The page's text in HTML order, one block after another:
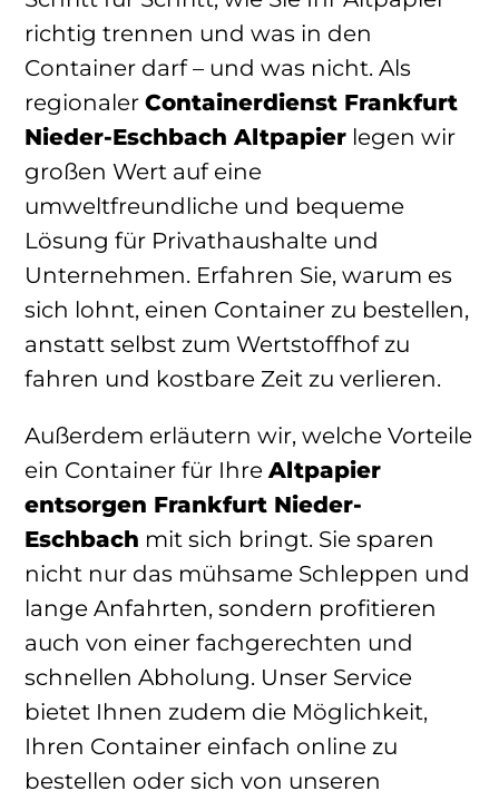
richtig trennen und was in den
Container darf – und was nicht. Als
regionaler Containerdienst Frankfurt
Nieder-Eschbach Altpapier legen wir
großen Wert auf eine
umweltfreundliche und bequeme
Lösung für Privathaushalte und
Unternehmen. Erfahren Sie, warum es
sich lohnt, einen Container zu bestellen,
anstatt selbst zum Wertstoffhof zu
fahren und kostbare Zeit zu verlieren.
Außerdem erläutern wir, welche Vorteile
ein Container für Ihre Altpapier
entsorgen Frankfurt Nieder-
Eschbach mit sich bringt. Sie sparen
nicht nur das mühsame Schleppen und
lange Anfahrten, sondern profitieren
auch von einer fachgerechten und
schnellen Abholung. Unser Service
bietet Ihnen zudem die Möglichkeit,
Ihren Container einfach online zu
bestellen oder sich von unseren